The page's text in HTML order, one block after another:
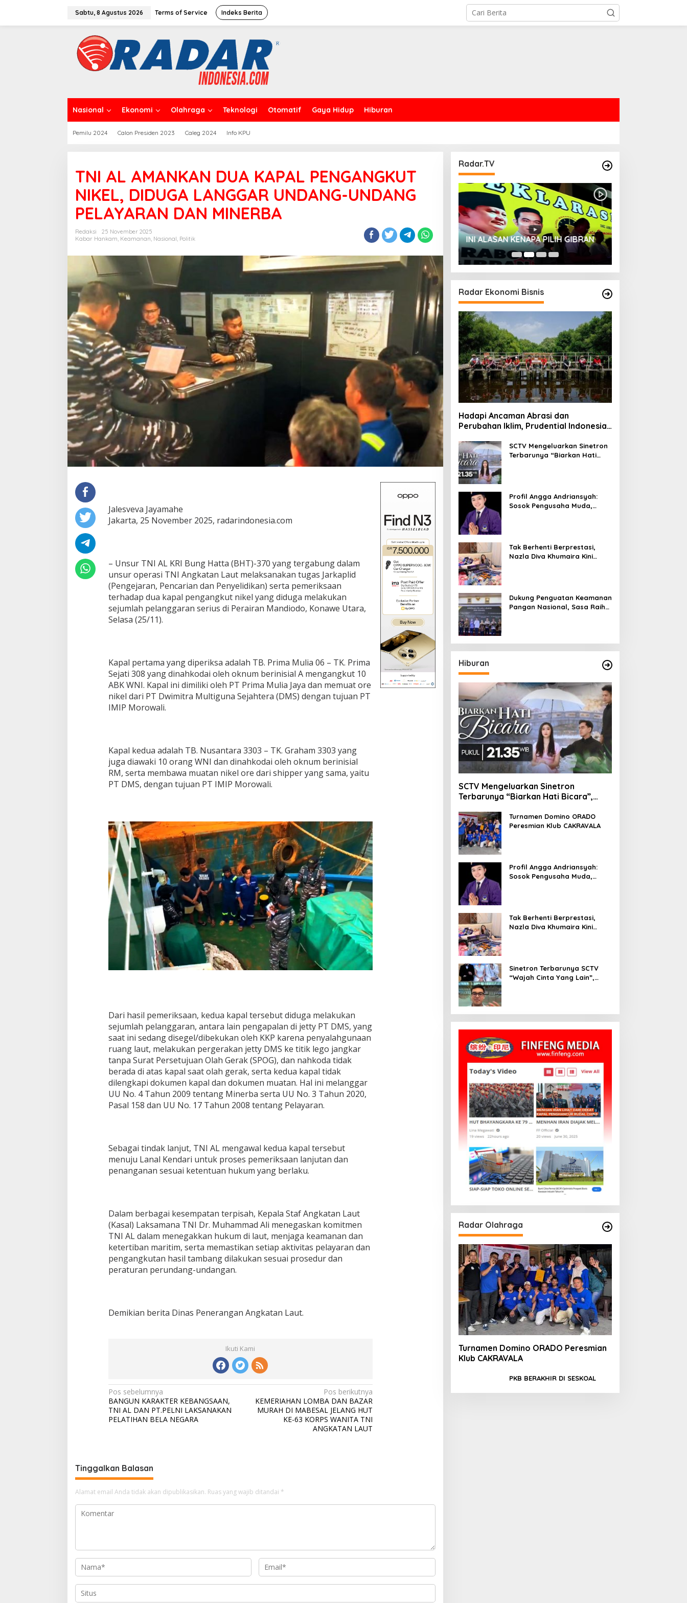
Sabtu, 8 Agustus 2026 Terms of Service Indeks Berita
Nasional Ekonomi Olahraga Teknologi Otomatif Gaya Hidup Hiburan
Pemilu 2024 Calon Presiden 2023 Caleg 2024 Info KPU
TNI AL AMANKAN DUA KAPAL PENGANGKUT
NIKEL, DIDUGA LANGGAR UNDANG-UNDANG
PELAYARAN DAN MINERBA
Redaksi
25 November 2025
Kabar Hankam, Keamanan, Nasional, Politik
Jalesveva Jayamahe
Jakarta, 25 November 2025, radarindonesia.com
– Unsur TNI AL KRI Bung Hatta (BHT)-370 yang tergabung dalam
unsur operasi TNI Angkatan Laut melaksanakan tugas Jarkaplid
(Pengejaran, Pencarian dan Penyelidikan) serta pemeriksaan
terhadap dua kapal pengangkut nikel yang diduga melakukan
sejumlah pelanggaran serius di Perairan Mandiodo, Konawe Utara,
Selasa (25/11).
Kapal pertama yang diperiksa adalah TB. Prima Mulia 06 – TK. Prima
Sejati 308 yang dinahkodai oleh oknum berinisial A mengangkut 10
ABK WNI. Kapal ini dimiliki oleh PT Prima Mulia Jaya dan memuat ore
nikel dari PT Dwimitra Multiguna Sejahtera (DMS) dengan tujuan PT
IMIP Morowali.
Kapal kedua adalah TB. Nusantara 3303 – TK. Graham 3303 yang
juga diawaki 10 orang WNI dan dinahkodai oleh oknum berinisial
RM, serta membawa muatan nikel ore dari shipper yang sama, yaitu
PT DMS, dengan tujuan PT IMIP Morowali.
Dari hasil pemeriksaan, kedua kapal tersebut diduga melakukan
sejumlah pelanggaran, antara lain pengapalan di jetty PT DMS, yang
saat ini sedang disegel/dibekukan oleh KKP karena penyalahgunaan
ruang laut, melakukan pergerakan jetty DMS ke titik lego jangkar
tanpa Surat Persetujuan Olah Gerak (SPOG), dan nahkoda tidak
berada di atas kapal saat olah gerak, serta kedua kapal tidak
dilengkapi dokumen kapal dan dokumen muatan. Hal ini melanggar
UU No. 4 Tahun 2009 tentang Minerba serta UU No. 3 Tahun 2020,
Pasal 158 dan UU No. 17 Tahun 2008 tentang Pelayaran.
Sebagai tindak lanjut, TNI AL mengawal kedua kapal tersebut
menuju Lanal Kendari untuk proses pemeriksaan lanjutan dan
penanganan sesuai ketentuan hukum yang berlaku.
Dalam berbagai kesempatan terpisah, Kepala Staf Angkatan Laut
(Kasal) Laksamana TNI Dr. Muhammad Ali menegaskan komitmen
TNI AL dalam menegakkan hukum di laut, menjaga keamanan dan
ketertiban maritim, serta memastikan setiap aktivitas pelayaran dan
pengangkutan hasil tambang dilakukan sesuai prosedur dan
peraturan perundang-undangan.
Demikian berita Dinas Penerangan Angkatan Laut.
Ikuti Kami
N
a
v
a
s
i
p
Pos sebelumnya
BANGUN KARAKTER KEBANGSAAN,
TNI AL DAN PT.PELNI LAKSANAKAN
PELATIHAN BELA NEGARA
Pos berikutnya
KEMERIAHAN LOMBA DAN BAZAR
MURAH DI MABESAL JELANG HUT
KE-63 KORPS WANITA TNI
ANGKATAN LAUT
Tinggalkan Balasan
Alamat email Anda tidak akan dipublikasikan. Ruas yang wajib ditandai *
Radar.TV
INI ALASAN KENAPA PILIH GIBRAN
Radar Ekonomi Bisnis
Hadapi Ancaman Abrasi dan
Perubahan Iklim, Prudential Indonesia
Jakarta
SCTV Mengeluarkan Sinetron
Terbarunya “Biarkan Hati
Profil Angga Andriansyah:
Sosok Pengusaha Muda,
Tak Berhenti Berprestasi,
Nazla Diva Khumaira Kini
Dukung Penguatan Keamanan
Pangan Nasional, Sasa Raih
Hiburan
SCTV Mengeluarkan Sinetron
Terbarunya “Biarkan Hati Bicara”,
Azof, Rendi JohnTurnamen Domino ORADO
Peresmian Klub CAKRAVALA
Profil Angga Andriansyah:
Sosok Pengusaha Muda,
Tak Berhenti Berprestasi,
Nazla Diva Khumaira Kini
Sinetron Terbarunya SCTV
“Wajah Cinta Yang Lain”,
Radar Olahraga
Turnamen Domino ORADO Peresmian
Klub CAKRAVALA
PKB BERAKHIR DI SESKOAL